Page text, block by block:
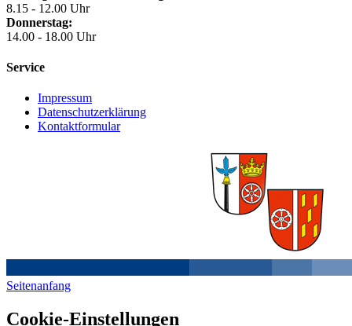
8.15 - 12.00 Uhr
Donnerstag:
14.00 - 18.00 Uhr
Service
Impressum
Datenschutzerklärung
Kontaktformular
Seitenanfang
Cookie-Einstellungen